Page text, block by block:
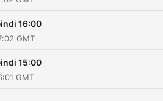
16:00
GMT
15:00
GMT